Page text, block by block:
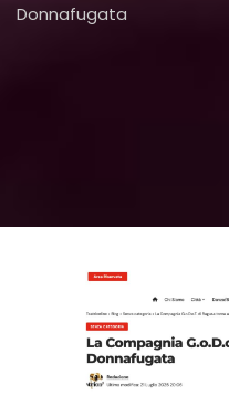
Donnafugata